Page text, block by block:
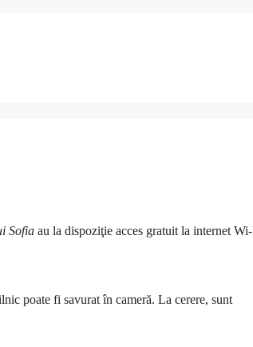
Sofia au la dispoziţie acces gratuit la internet
poate fi savurat în cameră. La cerere, sunt